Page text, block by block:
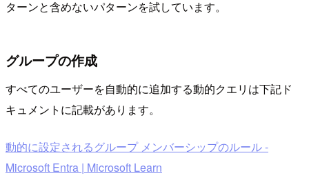
ターンと含めないパターンを試しています。
グループの作成
すべてのユーザーを自動的に追加する動的クエリは下記ド
キュメントに記載があります。
動的に設定されるグループ メンバーシップのルール -
Microsoft Entra | Microsoft Learn